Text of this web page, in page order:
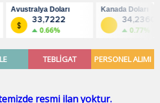
Avustralya Doları
33,7222
0.66%
Kanada Doları
34,2360
0.77%